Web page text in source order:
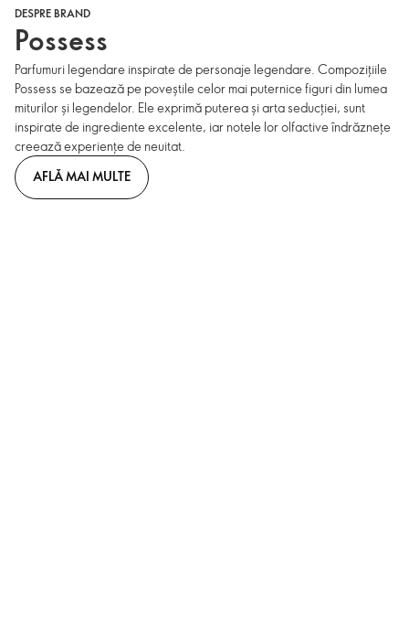
DESPRE BRAND
Possess
Parfumuri legendare inspirate de personaje legendare. Compozițiile
Possess se bazează pe poveștile celor mai puternice figuri din lumea
miturilor și legendelor. Ele exprimă puterea și arta seducției, sunt
inspirate de ingrediente excelente, iar notele lor olfactive îndrăznețe
creează experiențe de neuitat.
AFLĂ MAI MULTE